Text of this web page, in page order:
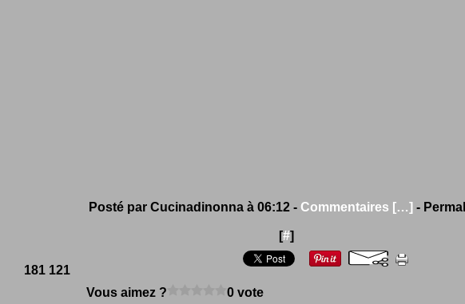
181 121
Posté par Cucinadinonna à 06:12 - Commentaires […] -
[#]
Vous aimez ? 0 vote